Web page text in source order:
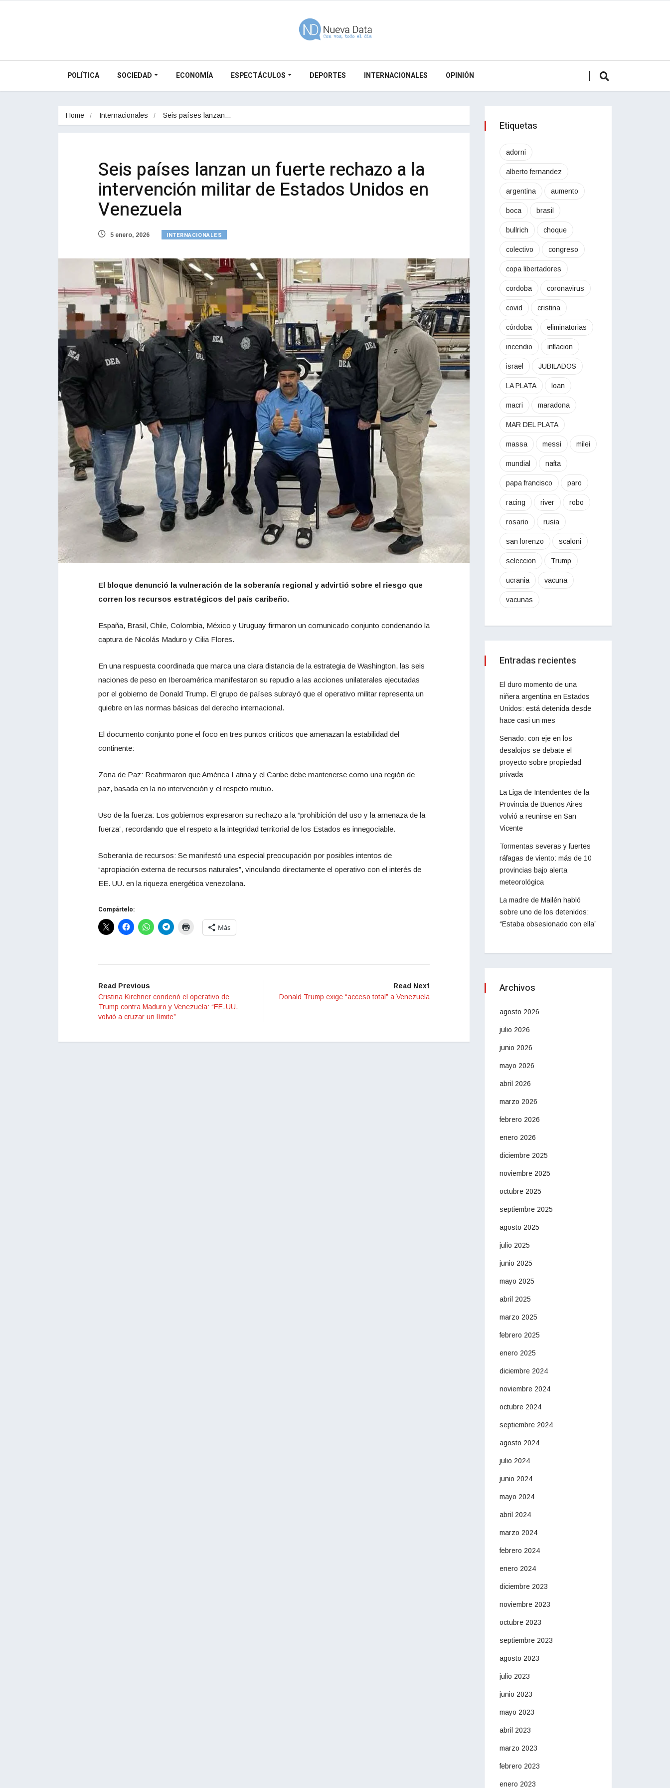
POLÍTICA SOCIEDAD ECONOMÍA ESPECTÁCULOS DEPORTES INTERNACIONALES OPINIÓN
Home Internacionales Seis países lanzan…
Seis países lanzan un fuerte rechazo a la
intervención militar de Estados Unidos en
Venezuela
5 enero, 2026 INTERNACIONALES
El bloque denunció la vulneración de la soberanía regional y advirtió sobre el riesgo que
corren los recursos estratégicos del país caribeño.
España, Brasil, Chile, Colombia, México y Uruguay firmaron un comunicado conjunto condenando la
captura de Nicolás Maduro y Cilia Flores.
En una respuesta coordinada que marca una clara distancia de la estrategia de Washington, las seis
naciones de peso en Iberoamérica manifestaron su repudio a las acciones unilaterales ejecutadas
por el gobierno de Donald Trump. El grupo de países subrayó que el operativo militar representa un
quiebre en las normas básicas del derecho internacional.
El documento conjunto pone el foco en tres puntos críticos que amenazan la estabilidad del
continente:
Zona de Paz: Reafirmaron que América Latina y el Caribe debe mantenerse como una región de
paz, basada en la no intervención y el respeto mutuo.
Uso de la fuerza: Los gobiernos expresaron su rechazo a la “prohibición del uso y la amenaza de la
fuerza”, recordando que el respeto a la integridad territorial de los Estados es innegociable.
Soberanía de recursos: Se manifestó una especial preocupación por posibles intentos de
“apropiación externa de recursos naturales”, vinculando directamente el operativo con el interés de
EE. UU. en la riqueza energética venezolana.
Compártelo:
Más
Read Previous
Cristina Kirchner condenó el operativo de
Trump contra Maduro y Venezuela: “EE. UU.
volvió a cruzar un límite”
Read Next
Donald Trump exige “acceso total” a Venezuela
Etiquetas
adorni
alberto fernandez
argentina aumento
boca brasil
bullrich choque
colectivo congreso
copa libertadores
cordoba coronavirus
covid cristina
córdoba eliminatorias
incendio inflacion
israel JUBILADOS
LA PLATA loan
macri maradona
MAR DEL PLATA
massa messi milei
mundial nafta
papa francisco paro
racing river robo
rosario rusia
san lorenzo scaloni
seleccion Trump
ucrania vacuna
vacunas
Entradas recientes
El duro momento de una
niñera argentina en Estados
Unidos: está detenida desde
hace casi un mes
Senado: con eje en los
desalojos se debate el
proyecto sobre propiedad
privada
La Liga de Intendentes de la
Provincia de Buenos Aires
volvió a reunirse en San
Vicente
Tormentas severas y fuertes
ráfagas de viento: más de 10
provincias bajo alerta
meteorológica
La madre de Mailén habló
sobre uno de los detenidos:
“Estaba obsesionado con ella”
Archivos
agosto 2026
julio 2026
junio 2026
mayo 2026
abril 2026
marzo 2026
febrero 2026
enero 2026
diciembre 2025
noviembre 2025
octubre 2025
septiembre 2025
agosto 2025
julio 2025
junio 2025
mayo 2025
abril 2025
marzo 2025
febrero 2025
enero 2025
diciembre 2024
noviembre 2024
octubre 2024
septiembre 2024
agosto 2024
julio 2024
junio 2024
mayo 2024
abril 2024
marzo 2024
febrero 2024
enero 2024
diciembre 2023
noviembre 2023
octubre 2023
septiembre 2023
agosto 2023
julio 2023
junio 2023
mayo 2023
abril 2023
marzo 2023
febrero 2023
enero 2023